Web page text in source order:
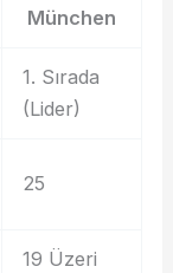
München
1. Sırada
(Lider)
25
19 Üzeri